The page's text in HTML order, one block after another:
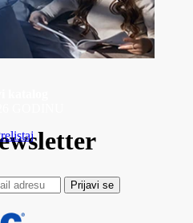
Prijavi se